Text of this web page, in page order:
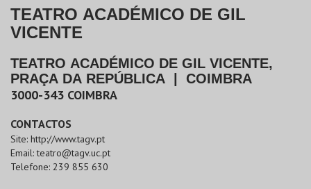
TEATRO ACADÉMICO DE GIL
VICENTE
TEATRO ACADÉMICO DE GIL VICENTE,
PRAÇA DA REPÚBLICA
COIMBRA
3000-343 COIMBRA
CONTACTOS
Site: http://www.tagv.pt
Email:teatro@tagv.uc.pt
Telefone: 239 855 630